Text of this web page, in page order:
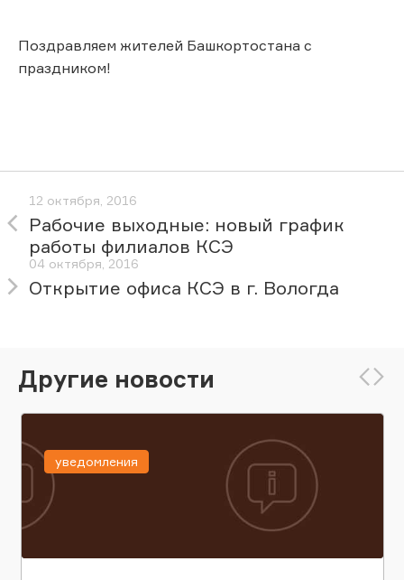
Поздравляем жителей Башкортостана с
праздником!
12 октября, 2016
Рабочие выходные: новый график
работы филиалов КСЭ
04 октября, 2016
Открытие офиса КСЭ в г. Вологда
Другие новости
уведомления